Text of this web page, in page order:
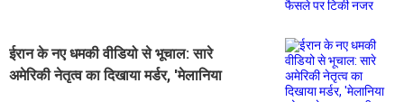
ईरान के नए धमकी वीडियो से भूचाल: सारे
अमेरिकी नेतृत्व का दिखाया मर्डर, 'मेलानिया